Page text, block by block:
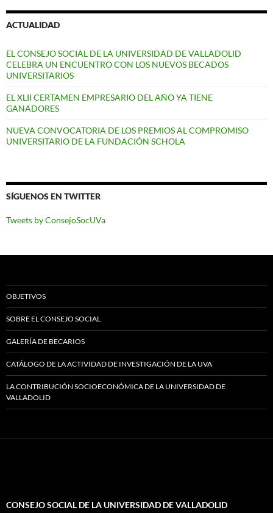
ACTUALIDAD
EL CONSEJO SOCIAL DE LA UNIVERSIDAD DE VALLADOLID
CELEBRA UN ENCUENTRO CON LOS NUEVOS BECADOS
UNIVERSITARIOS
EL XLII CERTAMEN EMPRESARIO DEL AÑO YA TIENE
GANADORES
NUEVA CONVOCATORIA DE LOS PREMIOS AL COMPROMISO
UNIVERSITARIO DE LA FUNDACIÓN SCHOLA
SÍGUENOS EN TWITTER
Tweets by ConsejoSocUVa
OBJETIVOS
SOBRE EL CONSEJO SOCIAL
GALERÍA DE BECARIOS
CATÁLOGO DE LA ACTIVIDAD DE INVESTIGACIÓN DE LA UVA
LA CONTRIBUCIÓN SOCIOECONÓMICA DE LA UNIVERSIDAD DE
VALLADOLID
CONSEJO SOCIAL DE LA UNIVERSIDAD DE VALLADOLID